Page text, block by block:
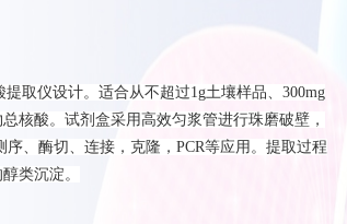
取仪设计。适合从不超过1g土壤样品、300mg
核酸。试剂盒采用高效匀浆管进行珠磨破壁，
、酶切、连接，克隆，PCR等应用。提取过程
类沉淀。